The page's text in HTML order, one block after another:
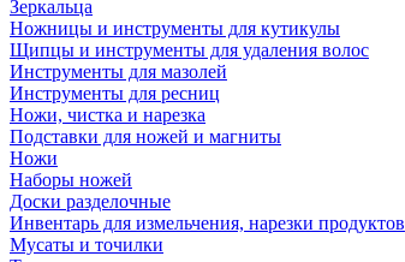
Зеркальца
Ножницы и инструменты для кутикулы
Щипцы и инструменты для удаления волос
Инструменты для мазолей
Инструменты для ресниц
Ножи, чистка и нарезка
Подставки для ножей и магниты
Ножи
Наборы ножей
Доски разделочные
Инвентарь для измельчения, нарезки продуктов
Мусаты и точилки